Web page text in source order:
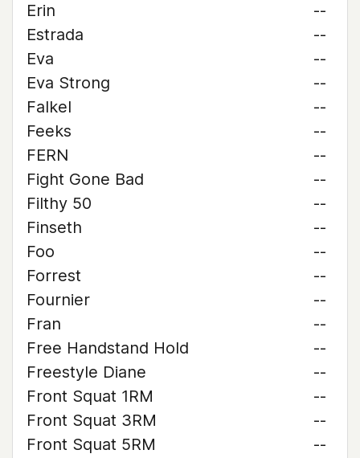
Erin
--
Estrada
--
Eva
--
Eva Strong
--
Falkel
--
Feeks
--
FERN
--
Fight Gone Bad
--
Filthy 50
--
Finseth
--
Foo
--
Forrest
--
Fournier
--
Fran
--
Free Handstand Hold
--
Freestyle Diane
--
Front Squat 1RM
--
Front Squat 3RM
--
Front Squat 5RM
--